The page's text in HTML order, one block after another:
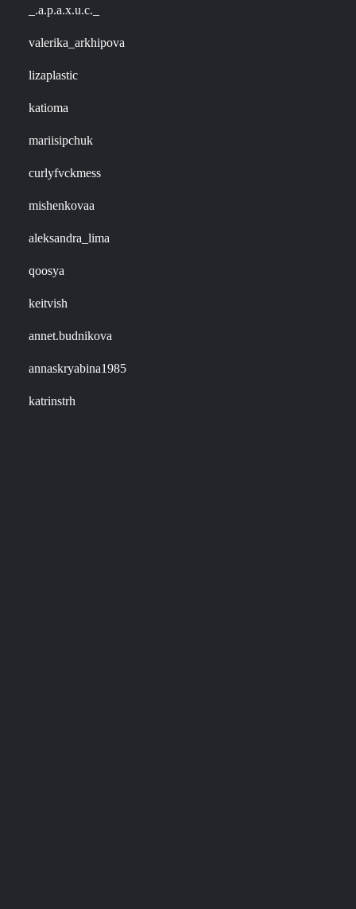
_.a.p.a.x.u.c._
valerika_arkhipova
lizaplastic
katioma
mariisipchuk
curlyfvckmess
mishenkovaa
aleksandra_lima
qoosya
keitvish
annet.budnikova
annaskryabina1985
katrinstrh